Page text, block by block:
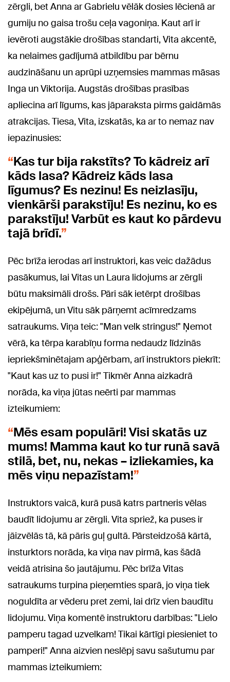
zērgli, bet Anna ar Gabrielu vēlāk dosies lēcienā ar
gumiju no gaisa trošu ceļa vagoniņa. Kaut arī ir
ievēroti augstākie drošības standarti, Vita akcentē,
ka nelaimes gadījumā atbildību par bērnu
audzināšanu un aprūpi uzņemsies mammas māsas
Inga un Viktorija. Augstās drošības prasības
apliecina arī līgums, kas jāparaksta pirms gaidāmās
atrakcijas. Tiesa, Vita, izskatās, ka ar to nemaz nav
iepazinusies:
Kas tur bija rakstīts? To kādreiz arī
kāds lasa? Kādreiz kāds lasa
līgumus? Es nezinu! Es neizlasīju,
vienkārši parakstīju! Es nezinu, ko es
parakstīju! Varbūt es kaut ko pārdevu
tajā brīdī.
Pēc brīža ierodas arī instruktori, kas veic dažādus
pasākumus, lai Vitas un Laura lidojums ar zērgli
būtu maksimāli drošs. Pāri sāk ietērpt drošības
ekipējumā, un Vitu sāk pārņemt acīmredzams
satraukums. Viņa teic: "Man velk stringus!" Ņemot
vērā, ka tērpa karabīņu forma nedaudz līdzinās
iepriekšminētajam apģērbam, arī instruktors piekrīt:
"Kaut kas uz to pusi ir!" Tikmēr Anna aizkadrā
norāda, ka viņa jūtas neērti par mammas
izteikumiem:
Mēs esam populāri! Visi skatās uz
mums! Mamma kaut ko tur runā savā
stilā, bet, nu, nekas – izliekamies, ka
mēs viņu nepazīstam!
Instruktors vaicā, kurā pusā katrs partneris vēlas
baudīt lidojumu ar zērgli. Vita spriež, ka puses ir
jāizvēlās tā, kā pāris guļ gultā. Pārsteidzošā kārtā,
insturktors norāda, ka viņa nav pirmā, kas šādā
veidā atrisina šo jautājumu. Pēc brīža Vitas
satraukums turpina pieņemties sparā, jo viņa tiek
noguldīta ar vēderu pret zemi, lai drīz vien baudītu
lidojumu. Viņa komentē instruktoru darbības: "Lielo
pamperu tagad uzvelkam! Tikai kārtīgi piesieniet to
pamperi!" Anna aizvien neslēpj savu sašutumu par
mammas izteikumiem: